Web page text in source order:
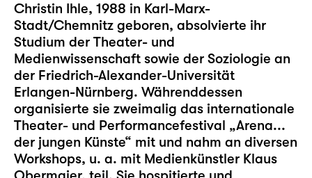
Christin Ihle, 1988 in Karl-Marx-
Stadt/Chemnitz geboren, absolvierte ihr
Studium der Theater- und
Medienwissenschaft sowie der Soziologie an
der Friedrich-Alexander-Universität
Erlangen-Nürnberg. Währenddessen
organisierte sie zweimalig das internationale
Theater- und Performancefestival „Arena...
der jungen Künste“ mit und nahm an diversen
Workshops, u. a. mit Medienkünstler Klaus